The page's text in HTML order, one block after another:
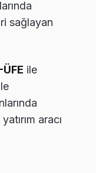
sağlayan
ile
aracı